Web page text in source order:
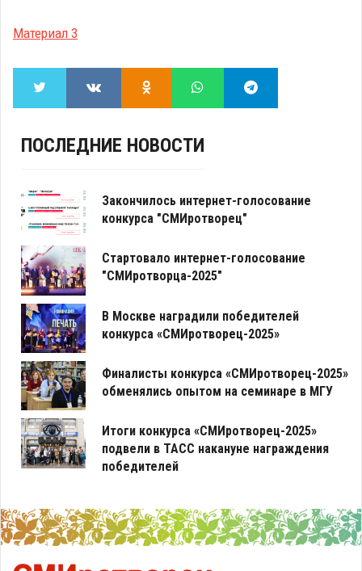
Материал 3
ПОСЛЕДНИЕ НОВОСТИ
Закончилось интернет-голосование
конкурса "СМИротворец"
Стартовало интернет-голосование
"СМИротворца-2025"
В Москве наградили победителей
конкурса «СМИротворец-2025»
Финалисты конкурса «СМИротворец-2025»
обменялись опытом на семинаре в МГУ
Итоги конкурса «СМИротворец-2025»
подвели в ТАСС накануне награждения
победителей